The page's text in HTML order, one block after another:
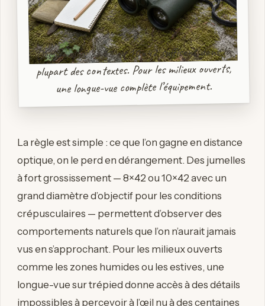
Des jumelles 8×42 ou 10×42 suffisent dans la
plupart des contextes. Pour les milieux ouverts,
une longue-vue complète l’équipement.
La règle est simple : ce que l’on gagne en distance
optique, on le perd en dérangement. Des jumelles
à fort grossissement — 8×42 ou 10×42 avec un
grand diamètre d’objectif pour les conditions
crépusculaires — permettent d’observer des
comportements naturels que l’on n’aurait jamais
vus en s’approchant. Pour les milieux ouverts
comme les zones humides ou les estives, une
longue-vue sur trépied donne accès à des détails
impossibles à percevoir à l’œil nu à des centaines